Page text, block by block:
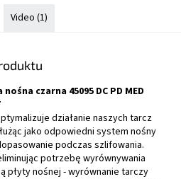
Video (1)
czarna 45095 DC PD MED
działanie naszych tarcz
jako odpowiedni system nośny
podczas szlifowania.
potrzebę wyrównywania
płyty nośnej - wyrównanie tarczy